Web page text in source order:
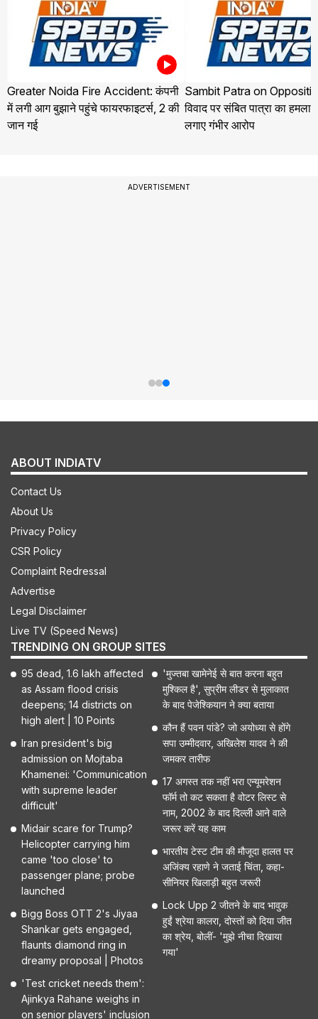
Greater Noida Fire Accident: कंपनी
में लगी आग बुझाने पहुंचे फायरफाइटर्स, 2 की
जान गई
Sambit Patra on
विवाद पर संबित पात्रा का हमला,
लगाए गंभीर आरोप
ADVERTISEMENT
ABOUT INDIATV
Contact Us
About Us
Privacy Policy
CSR Policy
Complaint Redressal
Advertise
Legal Disclaimer
Live TV (Speed News)
TRENDING ON GROUP SITES
95 dead, 1.6 lakh affected
as Assam flood crisis
deepens; 14 districts on
high alert | 10 Points
Iran president's big
admission on Mojtaba
Khamenei: 'Communication
with supreme leader
difficult'
Midair scare for Trump?
Helicopter carrying him
came 'too close' to
passenger plane; probe
launched
Bigg Boss OTT 2's Jiyaa
Shankar gets engaged,
flaunts diamond ring in
dreamy proposal | Photos
'Test cricket needs them':
Ajinkya Rahane weighs in
on senior players' inclusion
'मुज्तबा खामेनेई से बात करना बहुत
मुश्किल है', सुप्रीम लीडर से मुलाकात
के बाद पेजेश्कियान ने क्या बताया
कौन हैं पवन पांडे? जो अयोध्या से होंगे
सपा उम्मीदवार, अखिलेश यादव ने की
जमकर तारीफ
17 अगस्त तक नहीं भरा एन्यूमरेशन
फॉर्म तो कट सकता है वोटर लिस्ट से
नाम, 2002 के बाद दिल्ली आने वाले
जरूर करें यह काम
भारतीय टेस्ट टीम की मौजूदा हालत पर
अजिंक्य रहाणे ने जताई चिंता, कहा-
सीनियर खिलाड़ी बहुत जरूरी
Lock Upp 2 जीतने के बाद भावुक
हुईं श्रेया कालरा, दोस्तों को दिया जीत
का श्रेय, बोलीं- 'मुझे नीचा दिखाया
गया'